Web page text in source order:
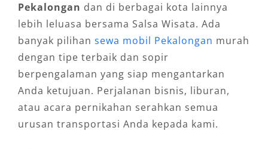
Tersedia dalam opsi 4×4 maupun 4×2, Pajero
dapat disesuaikan dengan kebutuhan
perjalanan Anda. Inilah keunggulan yang
menjadikannya pilihan utama dalam rental
Pajero Pekalongan, karena mampu beradaptasi
baik di jalur aspal perkotaan maupun medan
menanjak, licin, atau berbatu. Kombinasi ini
sangat ideal bagi pelaku usaha, traveler,
Pekalongan dan di berbagai kota lainnya
lebih leluasa bersama Salsa Wisata. Ada
banyak pilihan sewa mobil Pekalongan murah
dengan tipe terbaik dan sopir
berpengalaman yang siap mengantarkan
Anda ketujuan. Perjalanan bisnis, liburan,
atau acara pernikahan serahkan semua
urusan transportasi Anda kepada kami.